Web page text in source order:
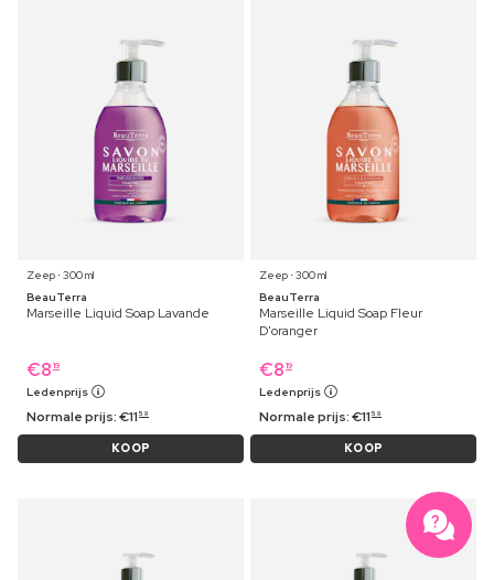
Zeep ⋅ 300 ml
BeauTerra
Marseille Liquid Soap Lavande
€8 19
Ledenprijs
Normale prijs:€11 59
KOOP
Zeep ⋅ 300 ml
BeauTerra
Marseille Liquid Soap Fleur
D'oranger
€8 19
Ledenprijs
Normale prijs:€11 59
KOOP